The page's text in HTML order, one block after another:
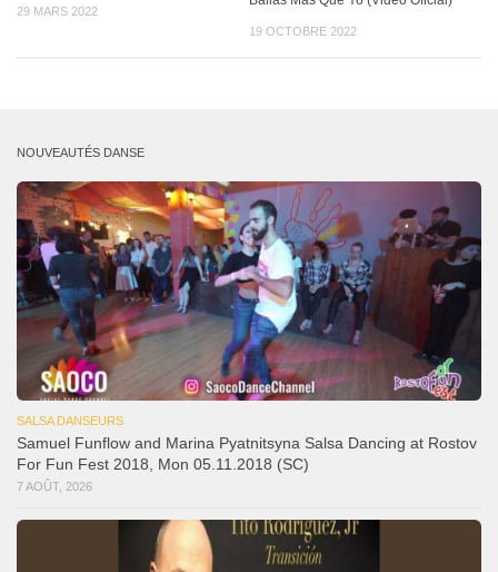
29 MARS 2022
19 OCTOBRE 2022
NOUVEAUTÉS DANSE
SALSA DANSEURS
Samuel Funflow and Marina Pyatnitsyna Salsa Dancing at Rostov
For Fun Fest 2018, Mon 05.11.2018 (SC)
7 AOÛT, 2026